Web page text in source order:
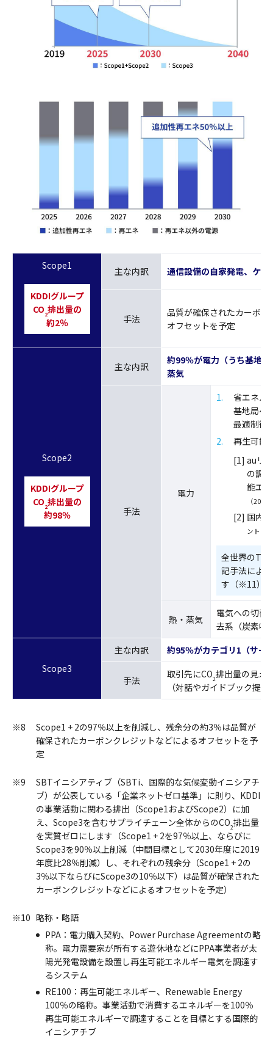
Scope1
KDDIグループ
CO2排出量の
約2％
主な内訳 通信設備の自家発電、ケ
手法
品質が確保されたカーボ
オフセットを予定
Scope2
KDDIグループ
CO2排出量の
約98％
主な内訳
約99％が電力（うち基地
蒸気
手法
電力
1
省エネル
基地局へ
最適制御
2
再生可能
[1] auリ
の調
能エ
（
[2] 国内
ント・
全世界の
記手法によ
す（※11）。
熱・蒸気
電気への切替
去系（炭素吸
Scope3
主な内訳 約95％がカテゴリ1（サー
手法
取引先にCO2排出量の見え
（対話やガイドブック提
※8
Scope1 + 2の97％以上を削減し、残余分の約3％は品質が
確保されたカーボンクレジットなどによるオフセットを予
定
※9
SBTイニシアティブ（SBTi、国際的な気候変動イニシアチ
ブ）が公表している「企業ネットゼロ基準」に則り、KDDI
の事業活動に関わる排出（Scope1およびScope2）に加
え、Scope3を含むサプライチェーン全体からのCO2排出量
を実質ゼロにします（Scope1 + 2を97％以上、ならびに
Scope3を90％以上削減（中間目標として2030年度に2019
年度比28％削減）し、それぞれの残余分（Scope1 + 2の
3％以下ならびにScope3の10％以下）は品質が確保された
カーボンクレジットなどによるオフセットを予定）
※10 略称・略語
PPA：電力購入契約、Power Purchase Agreementの略
称。電力需要家が所有する遊休地などにPPA事業者が太
陽光発電設備を設置し再生可能エネルギー電気を調達す
るシステム
RE100：再生可能エネルギー、Renewable Energy
100％の略称。事業活動で消費するエネルギーを100％
再生可能エネルギーで調達することを目標とする国際的
イニシアチブ